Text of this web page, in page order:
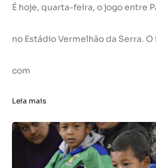
É hoje, quarta-feira, o jogo entre
no Estádio Vermelhão da Serra.
com
Leia mais